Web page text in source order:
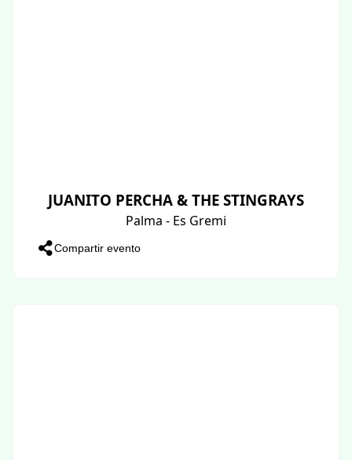
JUANITO PERCHA & THE STINGRAYS
Palma - Es Gremi
Compartir evento